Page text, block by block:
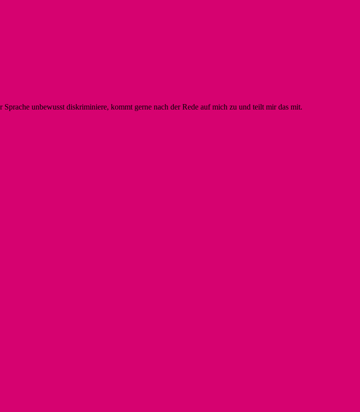
unbewusst diskriminiere, kommt gerne nach der Rede auf mich zu und teilt mir das mit.